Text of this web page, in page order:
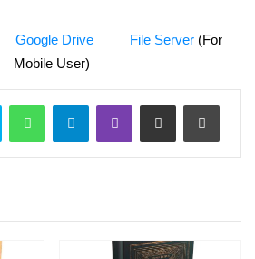
Google Drive File Server (For
Mobile User)
Skype WhatsAppTelegramViber Share via Email Print